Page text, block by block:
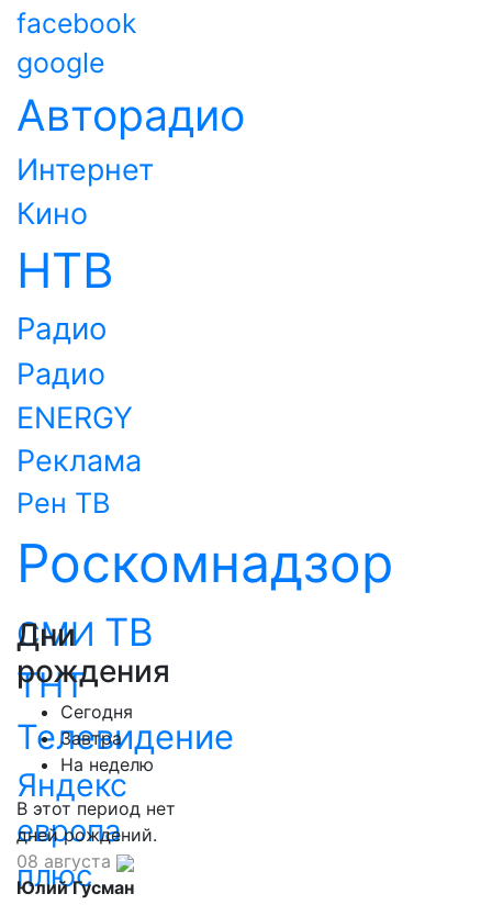
facebook
google
Авторадио
Интернет
Кино
НТВ
Радио
Радио
ENERGY
Реклама
Рен ТВ
Роскомнадзор
СМИ ТВ
ТНТ
Телевидение
Яндекс
европа
плюс
Дни
рождения
Сегодня
Завтра
На неделю
В этот период нет
дней рождений.
08 августа
Юлий Гусман